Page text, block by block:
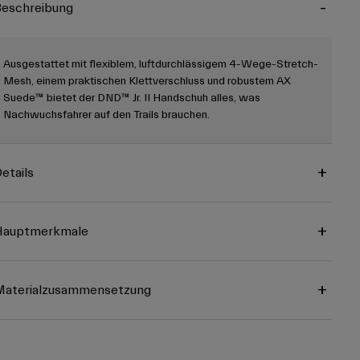
Ausgestattet mit flexiblem, luftdurchlässigem 4-Wege-Stretch-
Mesh, einem praktischen Klettverschluss und robustem AX
Suede™ bietet der DND™ Jr. II Handschuh alles, was
Nachwuchsfahrer auf den Trails brauchen.